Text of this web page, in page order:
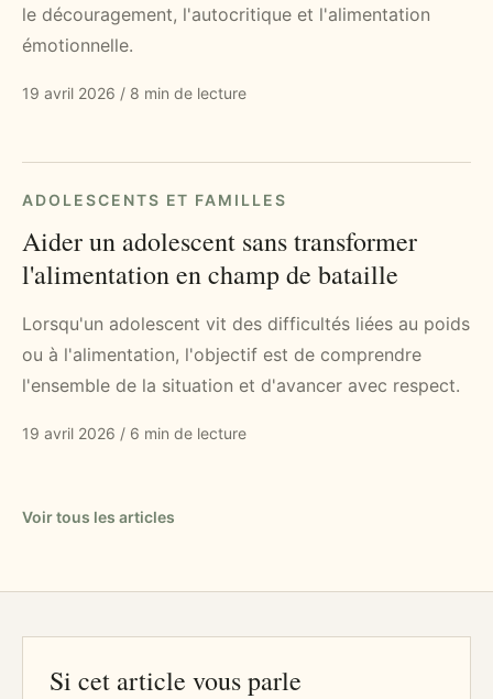
le découragement, l'autocritique et l'alimentation
émotionnelle.
19 avril 2026 / 8 min de lecture
ADOLESCENTS ET FAMILLES
Aider un adolescent sans transformer
l'alimentation en champ de bataille
Lorsqu'un adolescent vit des difficultés liées au poids
ou à l'alimentation, l'objectif est de comprendre
l'ensemble de la situation et d'avancer avec respect.
19 avril 2026 / 6 min de lecture
Voir tous les articles
Si cet article vous parle